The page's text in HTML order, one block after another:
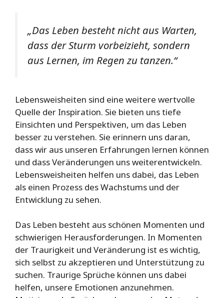
„Das Leben besteht nicht aus Warten,
dass der Sturm vorbeizieht, sondern
aus Lernen, im Regen zu tanzen.“
Lebensweisheiten sind eine weitere wertvolle
Quelle der Inspiration. Sie bieten uns tiefe
Einsichten und Perspektiven, um das Leben
besser zu verstehen. Sie erinnern uns daran,
dass wir aus unseren Erfahrungen lernen können
und dass Veränderungen uns weiterentwickeln.
Lebensweisheiten helfen uns dabei, das Leben
als einen Prozess des Wachstums und der
Entwicklung zu sehen.
Das Leben besteht aus schönen Momenten und
schwierigen Herausforderungen. In Momenten
der Traurigkeit und Veränderung ist es wichtig,
sich selbst zu akzeptieren und Unterstützung zu
suchen. Traurige Sprüche können uns dabei
helfen, unsere Emotionen anzunehmen.